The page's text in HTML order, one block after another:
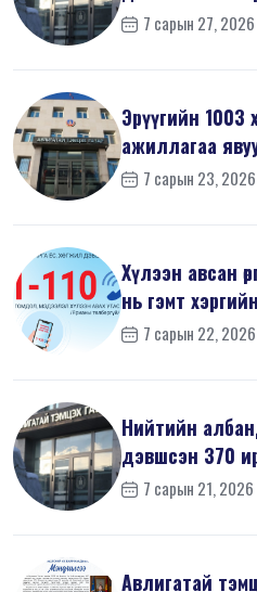
мэдүүл...
7 сарын 27, 2026
Эрүүгийн 1003
ажиллагаа
7 сарын 23, 2026
Хүлээн авсан
нь гэмт
7 сарын 22, 2026
Нийтийн
дэвшсэн 370
мэдүүл...
7 сарын 21, 2026
Авлигатай